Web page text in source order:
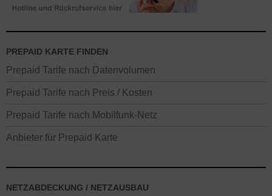
PREPAID KARTE FINDEN
Prepaid Tarife nach Datenvolumen
Prepaid Tarife nach Preis / Kosten
Prepaid Tarife nach Mobilfunk-Netz
Anbieter für Prepaid Karte
NETZABDECKUNG / NETZAUSBAU